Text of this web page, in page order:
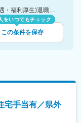
[勤務地]山形県 [業種]小売業界 [詳細条件](待遇・福利厚生)退職金制度
をいつでもチェック
この条件を保存
宅手当有／県外